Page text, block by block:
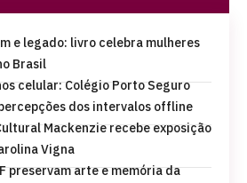
e legado: livro celebra mulheres
Brasil
celular: Colégio Porto Seguro
dos intervalos offline
Mackenzie recebe exposição
Vigna
preservam arte e memória da